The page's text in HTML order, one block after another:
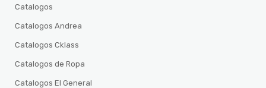
Catalogos
Catalogos Andrea
Catalogos Cklass
Catalogos de Ropa
Catalogos El General